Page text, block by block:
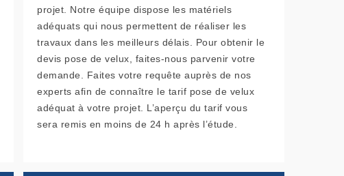
projet. Notre équipe dispose les matériels
adéquats qui nous permettent de réaliser les
travaux dans les meilleurs délais. Pour obtenir le
devis pose de velux, faites-nous parvenir votre
demande. Faites votre requête auprès de nos
experts afin de connaître le tarif pose de velux
adéquat à votre projet. L’aperçu du tarif vous
sera remis en moins de 24 h après l’étude.